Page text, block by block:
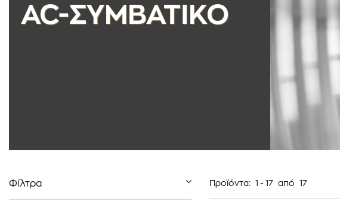
AC-ΣΥΜΒΑΤΙΚΟ
Φίλτρα Προϊόντα: 1 - 17 από 17